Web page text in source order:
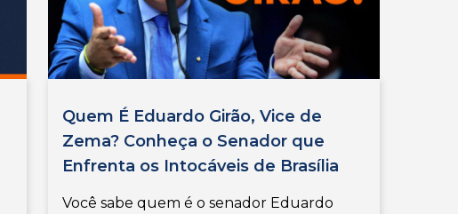
Quem É Eduardo Girão, Vice de
Zema? Conheça o Senador que
Enfrenta os Intocáveis de Brasília
Você sabe quem é o senador Eduardo